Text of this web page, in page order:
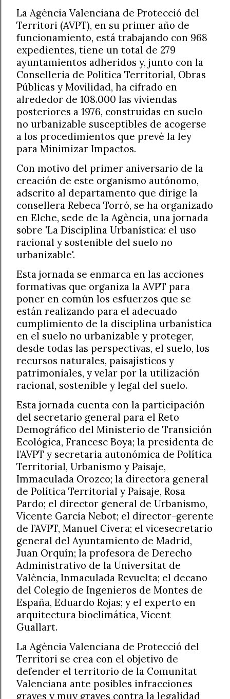
La Agència Valenciana de Protecció del
Territori (AVPT), en su primer año de
funcionamiento, está trabajando con 968
expedientes, tiene un total de 279
ayuntamientos adheridos y, junto con la
Conselleria de Política Territorial, Obras
Públicas y Movilidad, ha cifrado en
alrededor de 108.000 las viviendas
posteriores a 1976, construidas en suelo
no urbanizable susceptibles de acogerse
a los procedimientos que prevé la ley
para Minimizar Impactos.
Con motivo del primer aniversario de la
creación de este organismo autónomo,
adscrito al departamento que dirige la
consellera Rebeca Torró, se ha organizado
en Elche, sede de la Agència, una jornada
sobre 'La Disciplina Urbanística: el uso
racional y sostenible del suelo no
urbanizable'.
Esta jornada se enmarca en las acciones
formativas que organiza la AVPT para
poner en común los esfuerzos que se
están realizando para el adecuado
cumplimiento de la disciplina urbanística
en el suelo no urbanizable y proteger,
desde todas las perspectivas, el suelo, los
recursos naturales, paisajísticos y
patrimoniales, y velar por la utilización
racional, sostenible y legal del suelo.
Esta jornada cuenta con la participación
del secretario general para el Reto
Demográfico del Ministerio de Transición
Ecológica, Francesc Boya; la presidenta de
l’AVPT y secretaria autonómica de Política
Territorial, Urbanismo y Paisaje,
Immaculada Orozco; la directora general
de Política Territorial y Paisaje, Rosa
Pardo; el director general de Urbanismo,
Vicente García Nebot; el director-gerente
de l’AVPT, Manuel Civera; el vicesecretario
general del Ayuntamiento de Madrid,
Juan Orquín; la profesora de Derecho
Administrativo de la Universitat de
València, Inmaculada Revuelta; el decano
del Colegio de Ingenieros de Montes de
España, Eduardo Rojas; y el experto en
arquitectura bioclimática, Vicent
Guallart.
La Agència Valenciana de Protecció del
Territori se crea con el objetivo de
defender el territorio de la Comunitat
Valenciana ante posibles infracciones
graves y muy graves contra la legalidad